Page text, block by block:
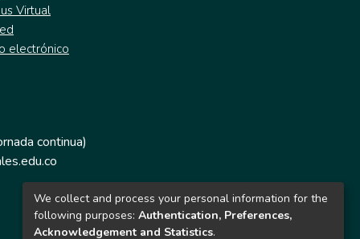
Virtual
electrónico
continua)
We collect and process your personal information for the
following purposes: Authentication, Preferences,
Acknowledgement and Statistics.